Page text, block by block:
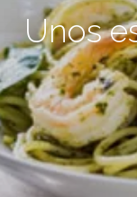
Unos